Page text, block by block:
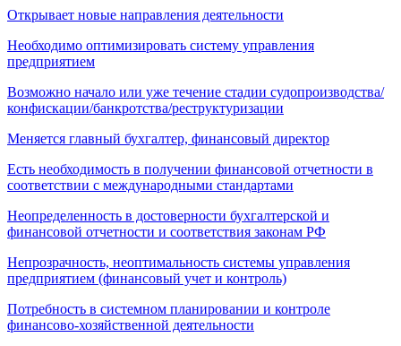
Открывает новые направления деятельности
Необходимо оптимизировать систему управления
предприятием
Возможно начало или уже течение стадии судопроизводства/
конфискации/банкротства/реструктуризации
Меняется главный бухгалтер, финансовый директор
Есть необходимость в получении финансовой отчетности в
соответствии с международными стандартами
Неопределенность в достоверности бухгалтерской и
финансовой отчетности и соответствия законам РФ
Непрозрачность, неоптимальность системы управления
предприятием (финансовый учет и контроль)
Потребность в системном планировании и контроле
финансово-хозяйственной деятельности